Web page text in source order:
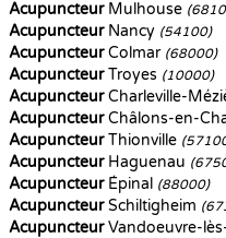
AcupuncteurMulhouse
AcupuncteurNancy (54100)
AcupuncteurColmar (68000)
AcupuncteurTroyes (10000)
AcupuncteurCharleville-
AcupuncteurChâlons-en-
AcupuncteurThionville
AcupuncteurHaguenau
AcupuncteurÉpinal (88000)
AcupuncteurSchiltigheim
AcupuncteurVandoeuvre-